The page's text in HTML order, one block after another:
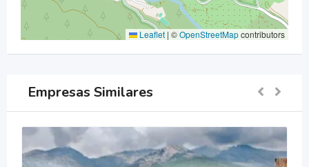
Leaflet | ©OpenStreetMapcontributors
Empresas Similares